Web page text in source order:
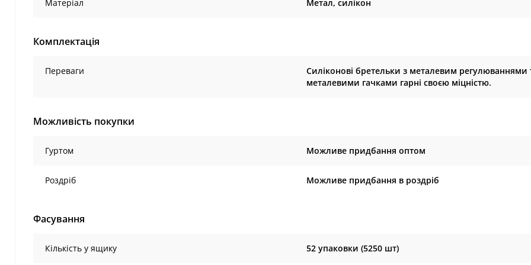
Матеріал Метал, силікон
Комплектація
Переваги
Силіконові бретельки з металевим регулюваннями
металевими гачками гарні своєю міцністю.
Можливість покупки
Гуртом Можливе придбання оптом
Роздріб Можливе придбання в роздріб
Фасування
Кількість у ящику 52 упаковки (5250 шт)